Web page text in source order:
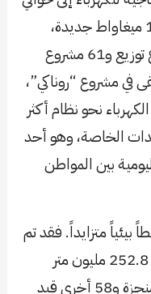
4,200 ميغاواط بعد إضافة 1,840 ميغاواط جديدة،
بالتوازي مع أكثر من 3,500 مشروع توزيع و61 مشروع
في مشروع “روناكي”،
نحو نظام أكثر
الخاصة، وهو أحد
بين المواطن
متزايداً. فقد تم
إنشاء 9 سدود بسعة إجمالية تبلغ 252.8 مليون متر
مكعب، إلى جانب 23 بحيرة مائية منجزة و58 أخرى قيد